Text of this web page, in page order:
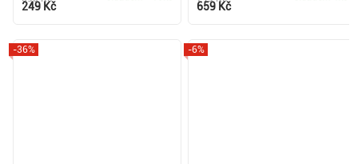
249 Kč 659 Kč
-36% -6%